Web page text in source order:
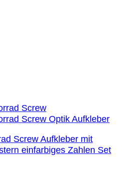
Screw Aufkleber mit
einfarbiges Zahlen Set